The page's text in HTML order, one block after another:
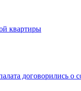
квартиры
договорились о